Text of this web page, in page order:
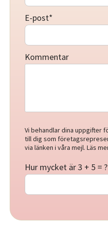
E-post*
Kommentar
Vi behandlar dina uppgifter
till dig som
via länken i våra mejl. Läs
Hur mycket är 3 + 5 = ?